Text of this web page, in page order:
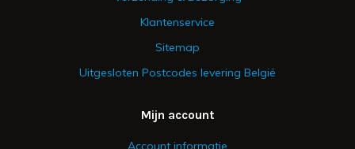
Klantenservice
Sitemap
Uitgesloten Postcodes levering België
Mijn account
Account informatie